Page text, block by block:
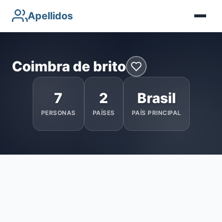
Apellidos
Coimbra de brito
7
PERSONAS
2
PAÍSES
Brasil
PAÍS PRINCIPAL